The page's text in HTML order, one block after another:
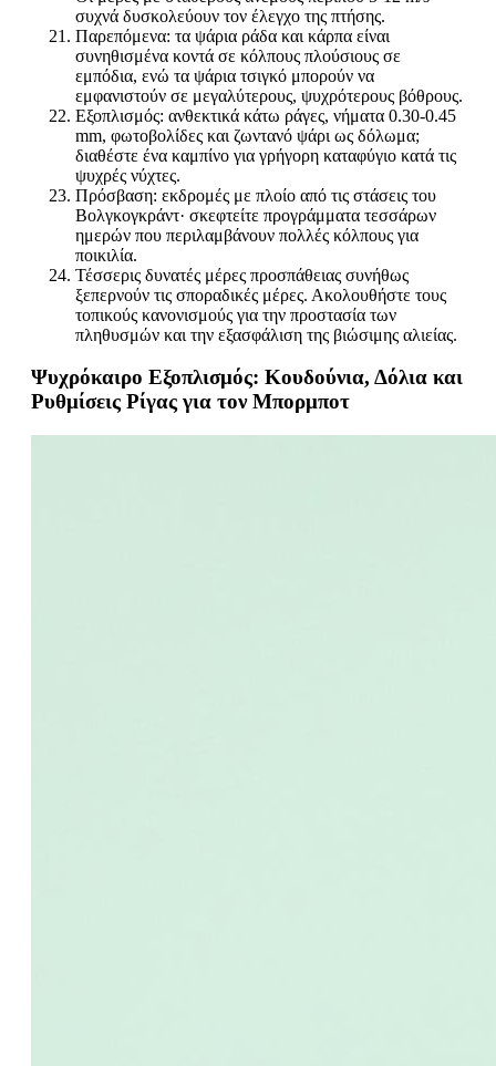
συχνά δυσκολεύουν τον έλεγχο της πτήσης.
Παρεπόμενα: τα ψάρια ράδα και κάρπα είναι
συνηθισμένα κοντά σε κόλπους πλούσιους σε
εμπόδια, ενώ τα ψάρια τσιγκό μπορούν να
εμφανιστούν σε μεγαλύτερους, ψυχρότερους βόθρους.
Εξοπλισμός: ανθεκτικά κάτω ράγες, νήματα 0.30-0.45
mm, φωτοβολίδες και ζωντανό ψάρι ως δόλωμα;
διαθέστε ένα καμπίνο για γρήγορη καταφύγιο κατά τις
ψυχρές νύχτες.
Πρόσβαση: εκδρομές με πλοίο από τις στάσεις του
Βολγκογκράντ· σκεφτείτε προγράμματα τεσσάρων
ημερών που περιλαμβάνουν πολλές κόλπους για
ποικιλία.
Τέσσερις δυνατές μέρες προσπάθειας συνήθως
ξεπερνούν τις σποραδικές μέρες. Ακολουθήστε τους
τοπικούς κανονισμούς για την προστασία των
πληθυσμών και την εξασφάλιση της βιώσιμης αλιείας.
Ψυχρόκαιρο Εξοπλισμός: Κουδούνια, Δόλια και
Ρυθμίσεις Ρίγας για τον Μπορμποτ